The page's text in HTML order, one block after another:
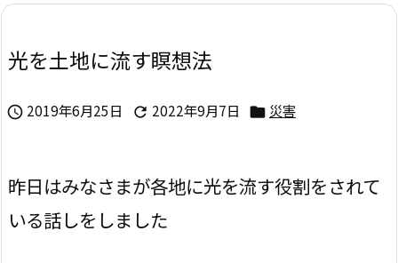
次へ
光を土地に流す瞑想法
 2019年6月25日  2022年9月7日  災害
昨日はみなさまが各地に光を流す役割をされて
いる話しをしました